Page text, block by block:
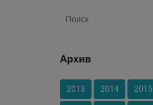
Архив
2013 2014 2015